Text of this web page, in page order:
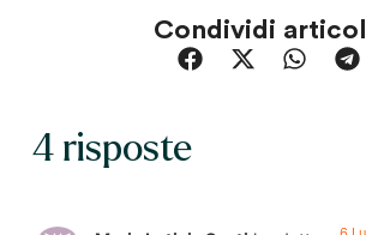
Condividi
4 risposte